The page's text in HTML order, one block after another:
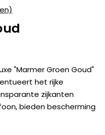
"Marmer Groen Goud"
het rijke
zijkanten
bieden bescherming